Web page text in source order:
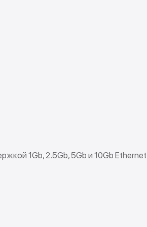
1Gb, 2.5Gb, 5Gb и 10Gb